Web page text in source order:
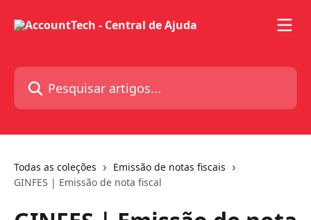
Pesquisar artigos...
Todas as coleções
Emissão de notas fiscais
GINFES | Emissão de nota fiscal